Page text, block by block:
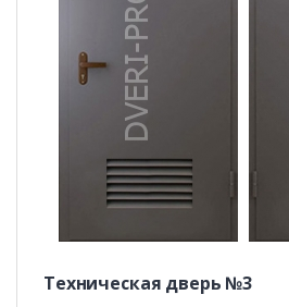
Техническая дверь №3